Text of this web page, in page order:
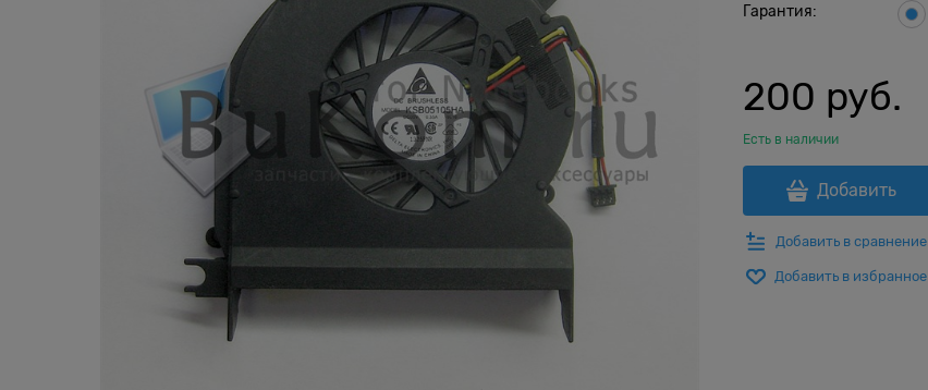
Гарантия:
200 руб.
Есть в наличии
Добавить
Добавить в сравнение
Добавить в избранное